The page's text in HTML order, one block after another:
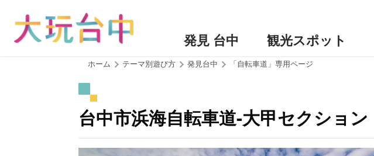
発見 台中 観光スポット
ホーム テーマ別遊び方 発見台中 「自転車道」専用ページ
台中市浜海自転車道-大甲セクション